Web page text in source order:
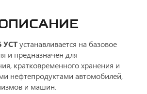
УСТустанавливается на базовое
и предназначен для
кратковременного хранения и
нефтепродуктами автомобилей,
и машин.